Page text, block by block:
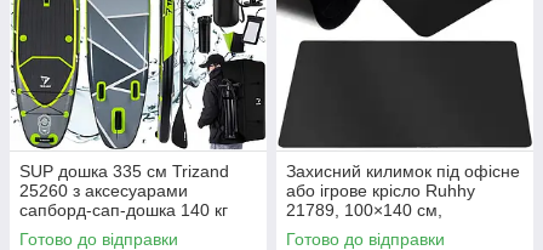
SUP дошка 335 см Trizand
25260 з аксесуарами
сапборд-сап-дошка 140 кг
Готово до відправки
Захисний килимок під офісне
або ігрове крісло Ruhhy
21789, 100×140 см,
поліпропілен
Готово до відправки